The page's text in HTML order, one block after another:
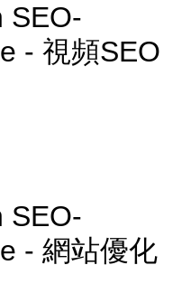
SEO-
- 視頻SEO
SEO-
- 網站優化